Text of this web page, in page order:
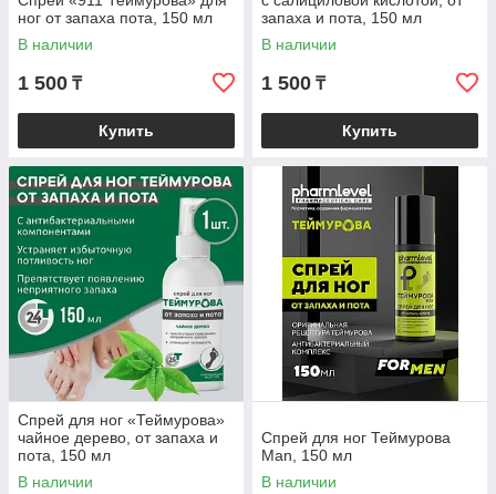
ног от запаха пота, 150 мл
В наличии
1 500 ₸
Купить
запаха и пота, 150 мл
В наличии
1 500 ₸
Купить
Спрей для ног «Теймурова»
чайное дерево, от запаха и
пота, 150 мл
В наличии
Спрей для ног Теймурова
Man, 150 мл
В наличии